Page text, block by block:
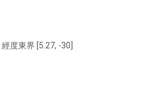
度東界 [5.27, -30]